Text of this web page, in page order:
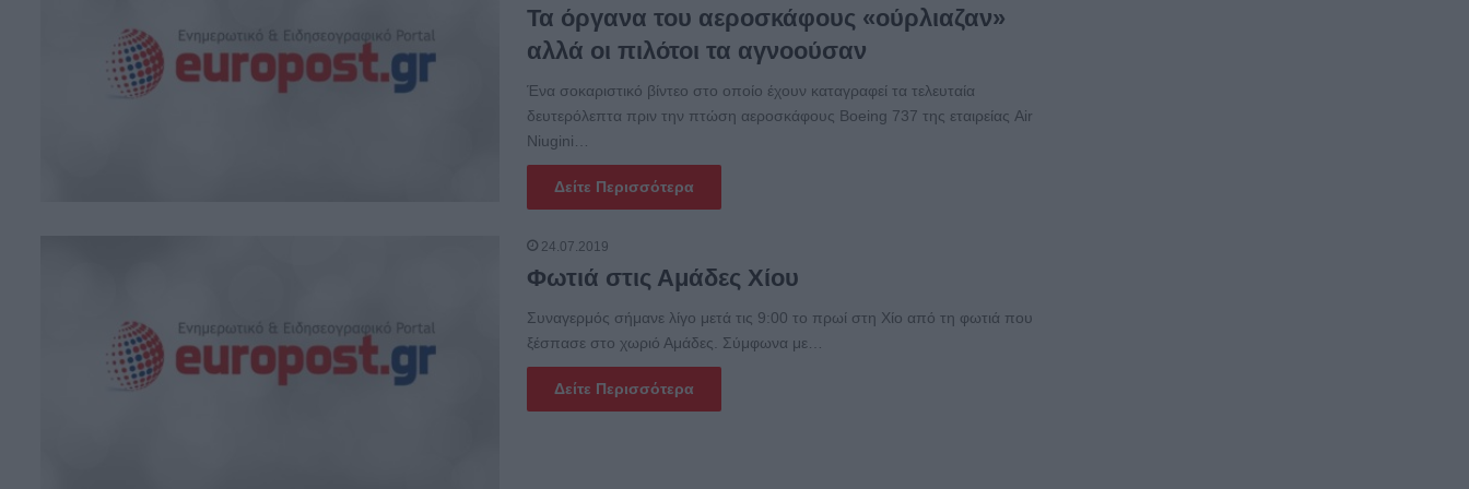
Τα όργανα του αεροσκάφους «ούρλιαζαν»
αλλά οι πιλότοι τα αγνοούσαν
Ένα σοκαριστικό βίντεο στο οποίο έχουν καταγραφεί τα τελευταία
δευτερόλεπτα πριν την πτώση αεροσκάφους Boeing 737 της εταιρείας Air
Niugini…
Δείτε Περισσότερα
24.07.2019
Φωτιά στις Αμάδες Χίου
Συναγερμός σήμανε λίγο μετά τις 9:00 το πρωί στη Χίο από τη φωτιά που
ξέσπασε στο χωριό Αμάδες. Σύμφωνα με…
Δείτε Περισσότερα